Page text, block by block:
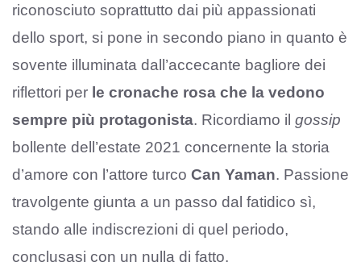
riconosciuto soprattutto dai più appassionati
dello sport, si pone in secondo piano in quanto è
sovente illuminata dall’accecante bagliore dei
riflettori per le cronache rosa che la vedono
sempre più protagonista. Ricordiamo il gossip
bollente dell’estate 2021 concernente la storia
d’amore con l’attore turco Can Yaman. Passione
travolgente giunta a un passo dal fatidico sì,
stando alle indiscrezioni di quel periodo,
conclusasi con un nulla di fatto.